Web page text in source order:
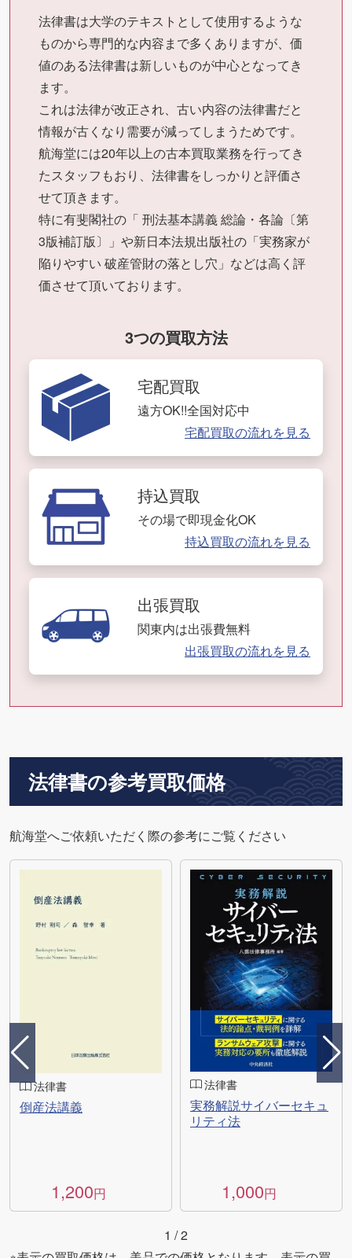
法律書は大学のテキストとして使用するような
ものから専門的な内容まで多くありますが、価
値のある法律書は新しいものが中心となってき
ます。
これは法律が改正され、古い内容の法律書だと
情報が古くなり需要が減ってしまうためです。
航海堂には20年以上の古本買取業務を行ってき
たスタッフもおり、法律書をしっかりと評価さ
せて頂きます。
特に有斐閣社の「 刑法基本講義 総論・各論〔第
3版補訂版〕」や新日本法規出版社の「実務家が
陥りやすい 破産管財の落とし穴」などは高く評
価させて頂いております。
3つの買取方法
宅配買取
遠方OK!!全国対応中
宅配買取の流れを見る
持込買取
その場で即現金化OK
持込買取の流れを見る
出張買取
関東内は出張費無料
出張買取の流れを見る
法律書の参考買取価格
航海堂へご依頼いただく際の参考にご覧ください
法律書
倒産法講義
1,200円
法律書
実務解説サイバーセキュ
リティ法
1,000円
1 /2